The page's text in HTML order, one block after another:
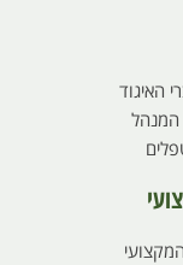
האיגוד
המנהל